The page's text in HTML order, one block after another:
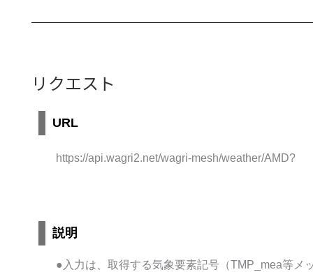
リクエスト
URL
https://api.wagri2.net/wagri-mesh/weather/AMD?
説明
●入力は、取得する気象要素記号（TMP_mea等メ